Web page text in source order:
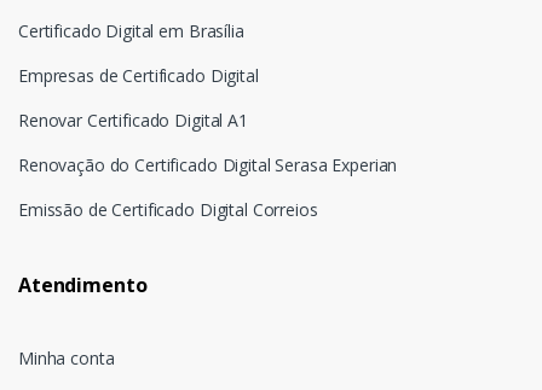
Certificado Digital em Brasília
Empresas de Certificado Digital
Renovar Certificado Digital A1
Renovação do Certificado Digital Serasa Experian
Emissão de Certificado Digital Correios
Atendimento
Minha conta